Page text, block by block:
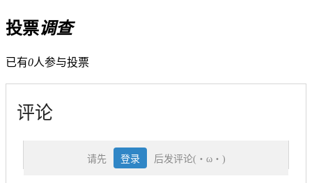
投票调查
已有0人参与投票
评论
请先 登录 后发评论(・ω・)